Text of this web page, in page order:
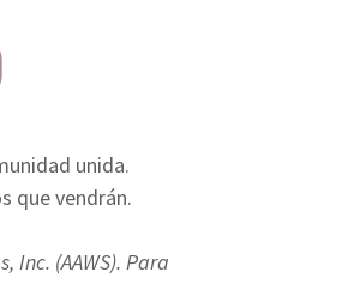
unida.
que vendrán.
Inc. (AAWS). Para